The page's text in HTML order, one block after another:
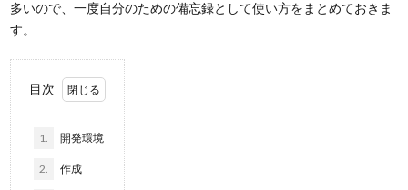
多いので、一度自分のための備忘録として使い方をまとめておきま
す。
目次
1. 開発環境
2. 作成